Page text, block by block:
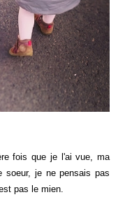
fois que je l'ai vue, ma
je ne pensais pas
pas le mien.